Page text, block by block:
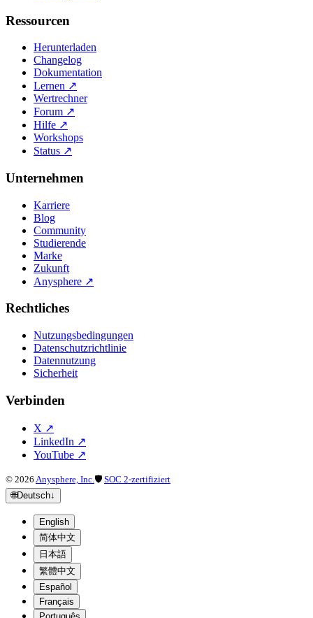
Ressourcen
Herunterladen
Changelog
Dokumentation
Lernen ↗
Wertrechner
Forum ↗
Hilfe ↗
Workshops
Status ↗
Unternehmen
Karriere
Blog
Community
Studierende
Marke
Zukunft
Anysphere ↗
Rechtliches
Nutzungsbedingungen
Datenschutzrichtlinie
Datennutzung
Sicherheit
Verbinden
X ↗
LinkedIn ↗
YouTube ↗
© 2026 Anysphere, Inc. 🛡 SOC 2-zertifiziert
🌐Deutsch↓
English
简体中文
日本語
繁體中文
Español
Français